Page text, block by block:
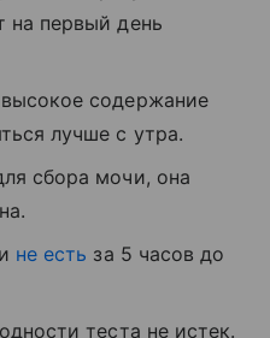
на первый день
содержание
лучше с утра.
сбора мочи, она
не есть за 5 часов до
теста не истек.